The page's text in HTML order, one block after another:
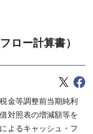
ロー計算書）
金等調整前当期純利
対照表の増減額等を
よるキャッシュ・フ